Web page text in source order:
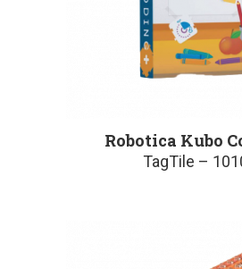
Robotica Kubo
TagTile –